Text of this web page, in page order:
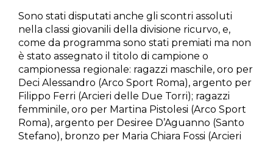
Sono stati disputati anche gli scontri assoluti
nella classi giovanili della divisione ricurvo, e,
come da programma sono stati premiati ma non
è stato assegnato il titolo di campione o
campionessa regionale: ragazzi maschile, oro per
Deci Alessandro (Arco Sport Roma), argento per
Filippo Ferri (Arcieri delle Due Torri); ragazzi
femminile, oro per Martina Pistolesi (Arco Sport
Roma), argento per Desiree D’Aguanno (Santo
Stefano), bronzo per Maria Chiara Fossi (Arcieri